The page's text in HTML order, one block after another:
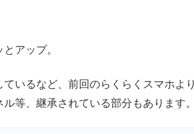
アップ。
いるなど、前回のらくらくスマホよ
等、継承されている部分もあります。